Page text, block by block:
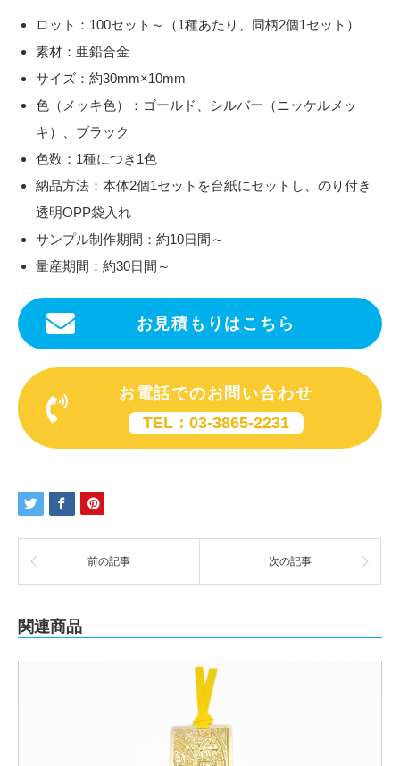
ロット：100セット～（1種あたり、同柄2個1セット）
素材：亜鉛合金
サイズ：約30mm×10mm
色（メッキ色）：ゴールド、シルバー（ニッケルメッ
キ）、ブラック
色数：1種につき1色
納品方法：本体2個1セットを台紙にセットし、のり付き
透明OPP袋入れ
サンプル制作期間：約10日間～
量産期間：約30日間～
お見積もりはこちら
お電話でのお問い合わせ
TEL：03-3865-2231
前の記事 次の記事
関連商品